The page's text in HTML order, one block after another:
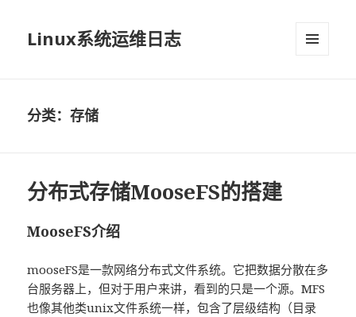
Linux系统运维日志
分类：存储
分布式存储MooseFS的搭建
MooseFS介绍
mooseFS是一款网络分布式文件系统。它把数据分散在多
台服务器上，但对于用户来讲，看到的只是一个源。MFS
也像其他类unix文件系统一样，包含了层级结构（目录